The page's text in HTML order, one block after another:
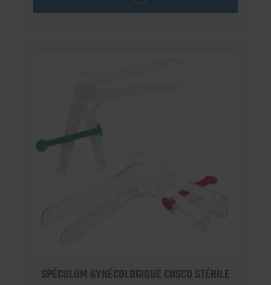
SPÉCULUM GYNÉCOLOGIQUE CUSCO STÉRILE